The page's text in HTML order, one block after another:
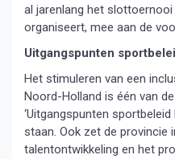
al jarenlang het
organiseert, mee aan de
Uitgangspunten
Het stimuleren van een
Noord-Holland is één van
‘Uitgangspunten
staan. Ook zet de provincie
talentontwikkeling en het